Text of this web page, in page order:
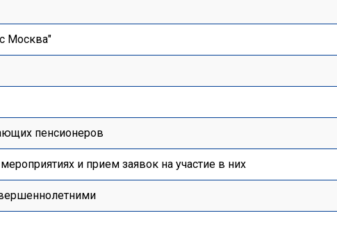
Москва"
пенсионеров
и прием заявок на участие в них